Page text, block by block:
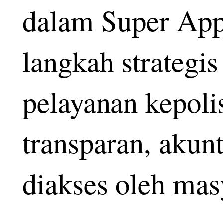
dalam Super
langkah
pelayanan
transparan,
diakses oleh